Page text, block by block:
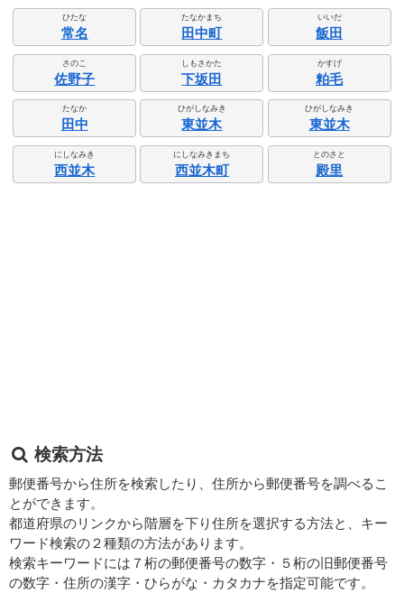
ひたな
常名
たなかまち
田中町
いいだ
飯田
さのこ
佐野子
しもさかた
下坂田
かすげ
粕毛
たなか
田中
ひがしなみき
東並木
ひがしなみき
東並木
にしなみき
西並木
にしなみきまち
西並木町
とのさと
殿里
検索方法
郵便番号から住所を検索したり、住所から郵便番号を調べるこ
とができます。
都道府県のリンクから階層を下り住所を選択する方法と、キー
ワード検索の２種類の方法があります。
検索キーワードには７桁の郵便番号の数字・５桁の旧郵便番号
の数字・住所の漢字・ひらがな・カタカナを指定可能です。